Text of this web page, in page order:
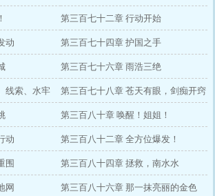
第三百七十二章 行动开始
动 第三百七十四章 护国之手
第三百七十六章 雨浩三绝
线索、水牢 第三百七十八章 苍天有眼，剑痴开窍
第三百八十章 唤醒！姐姐！
动 第三百八十二章 全方位爆发！
围 第三百八十四章 拯救，南水水
网 第三百八十六章 那一抹亮丽的金色